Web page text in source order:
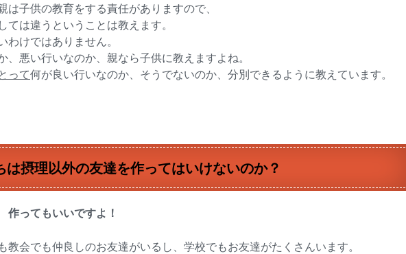
は子供の教育をする責任がありますので、
ては違うということは教えます。
わけではありません。
、悪い行いなのか、親なら子供に教えますよね。
って何が良い行いなのか、そうでないのか、分別できるように教えています。
は摂理以外の友達を作ってはいけないのか？
作ってもいいですよ！
教会でも仲良しのお友達がいるし、学校でもお友達がたくさんいます。